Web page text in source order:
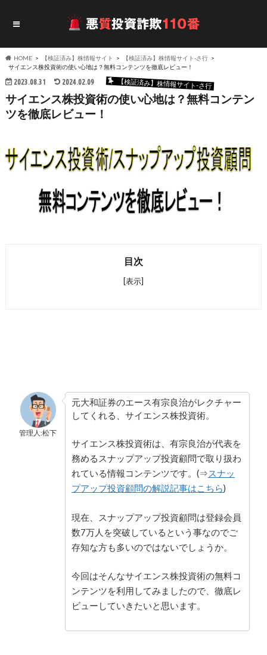
HOME 【検証済み】株情報サイト
【検証済み】株情報サイト-さ行
サイエンス株投資術の使い心地は？無料コンテンツを徹底レビュー！
2023.08.31 2024.02.09 【検証済み】株情報サイト-さ行
サイエンス株投資術の使い心地は？無料コンテン
ツを徹底レビュー！
目次
[表示]
管理人:松下
元大和証券のエース有宗良治がレクチャー
してくれる、サイエンス株投資術。
サイエンス株投資術は、有宗良治が代表を
務めるスナップアップ投資顧問で取り扱わ
れている情報コンテンツです。(⇒スナッ
プアップ投資顧問の解説記事はこちら)
現在、スナップアップ投資顧問は登録会員
数7万人を突破しているという事なのでご
存知な方も多いのではないでしょうか。
今回はそんなサイエンス株投資術の無料コ
ンテンツを利用してみましたので、徹底レ
ビューしていきたいと思います。